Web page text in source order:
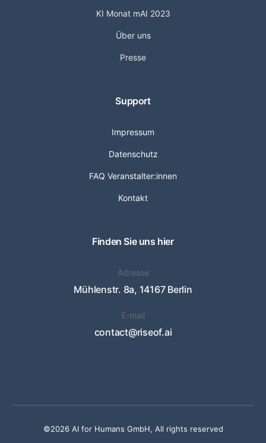
KI Monat mAI 2023
Über uns
Presse
Support
Impressum
Datenschutz
FAQ Veranstalter:innen
Kontakt
Finden Sie uns hier
Adresse
Mühlenstr. 8a, 14167 Berlin
E-mail
contact@riseof.ai
©2026 AI for Humans GmbH, All rights reserved